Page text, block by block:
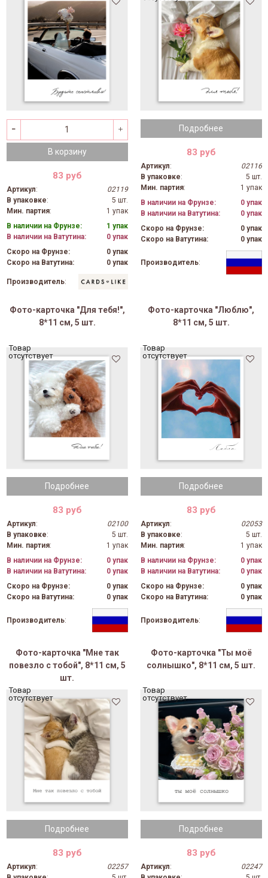
В корзину
83 руб
Артикул:
02119
В упаковке:
5 шт.
Мин. партия:
1 упак
В наличии на Фрунзе:
1 упак
В наличии на Ватутина:
0 упак
Скоро на Фрунзе:
0 упак
Скоро на Ватутина:
0 упак
Производитель:
Подробнее
83 руб
Артикул:
02116
В упаковке:
5 шт.
Мин. партия:
1 упак
В наличии на Фрунзе:
0 упак
В наличии на Ватутина:
0 упак
Скоро на Фрунзе:
0 упак
Скоро на Ватутина:
0 упак
Производитель:
Фото-карточка "Для тебя!",
8*11 см, 5 шт.
Подробнее
Товар
отсутствует
83 руб
Артикул:
02100
В упаковке:
5 шт.
Мин. партия:
1 упак
В наличии на Фрунзе:
0 упак
В наличии на Ватутина:
0 упак
Скоро на Фрунзе:
0 упак
Скоро на Ватутина:
0 упак
Производитель:
Фото-карточка "Люблю",
8*11 см, 5 шт.
Подробнее
Товар
отсутствует
83 руб
Артикул:
02053
В упаковке:
5 шт.
Мин. партия:
1 упак
В наличии на Фрунзе:
0 упак
В наличии на Ватутина:
0 упак
Скоро на Фрунзе:
0 упак
Скоро на Ватутина:
0 упак
Производитель:
Фото-карточка "Мне так
повезло с тобой", 8*11 см, 5
шт.
Подробнее
Товар
отсутствует
83 руб
Артикул:
02257
Фото-карточка "Ты моё
солнышко", 8*11 см, 5 шт.
Подробнее
Товар
отсутствует
83 руб
Артикул:
02247